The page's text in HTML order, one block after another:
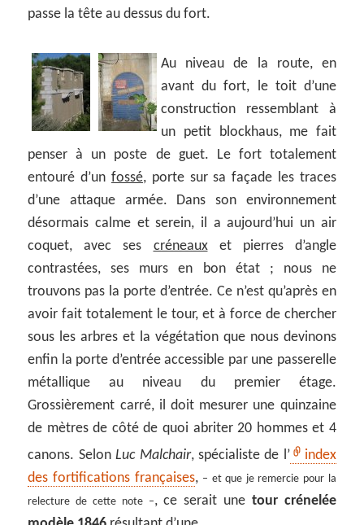
passe la tête au dessus du fort.
Au niveau de la route, en
avant du fort, le toit d’une
construction ressemblant à
un petit blockhaus, me fait
penser à un poste de guet. Le fort totalement
entouré d’un fossé, porte sur sa façade les traces
d’une attaque armée. Dans son environnement
désormais calme et serein, il a aujourd’hui un air
coquet, avec ses créneauxet pierres d’angle
contrastées, ses murs en bon état ; nous ne
trouvons pas la porte d’entrée. Ce n’est qu’après en
avoir fait totalement le tour, et à force de chercher
sous les arbres et la végétation que nous devinons
enfin la porte d’entrée accessible par une passerelle
métallique au niveau du premier étage.
Grossièrement carré, il doit mesurer une quinzaine
de mètres de côté de quoi abriter 20 hommes et 4
canons. SelonLuc Malchair, spécialiste de l’
index
des fortifications françaises, – et que je remercie pour la
relecture de cette note –, ce serait une tour crénelée